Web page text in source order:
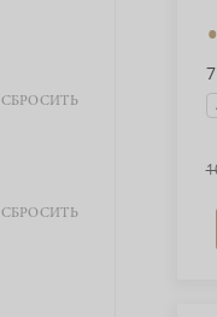
СБРОСИТЬ
СБРОСИТЬ